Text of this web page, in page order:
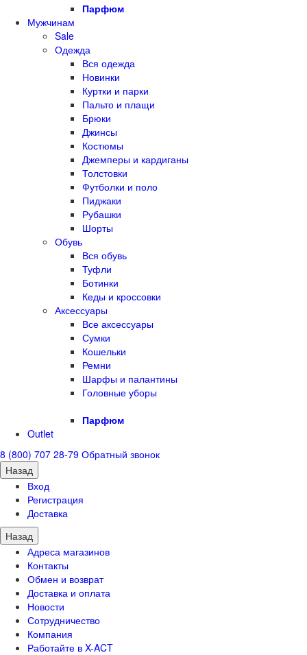
Парфюм
Мужчинам
Sale
Одежда
Вся одежда
Новинки
Куртки и парки
Пальто и плащи
Брюки
Джинсы
Костюмы
Джемперы и кардиганы
Толстовки
Футболки и поло
Пиджаки
Рубашки
Шорты
Обувь
Вся обувь
Туфли
Ботинки
Кеды и кроссовки
Аксессуары
Все аксессуары
Сумки
Кошельки
Ремни
Шарфы и палантины
Головные уборы
Парфюм
Outlet
8 (800) 707 28-79 Обратный звонок
Назад
Вход
Регистрация
Доставка
Назад
Адреса магазинов
Контакты
Обмен и возврат
Доставка и оплата
Новости
Сотрудничество
Компания
Работайте в X-ACT